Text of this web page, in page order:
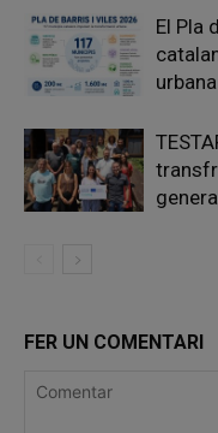
El Pla
urbana
FER UN COMENTARI